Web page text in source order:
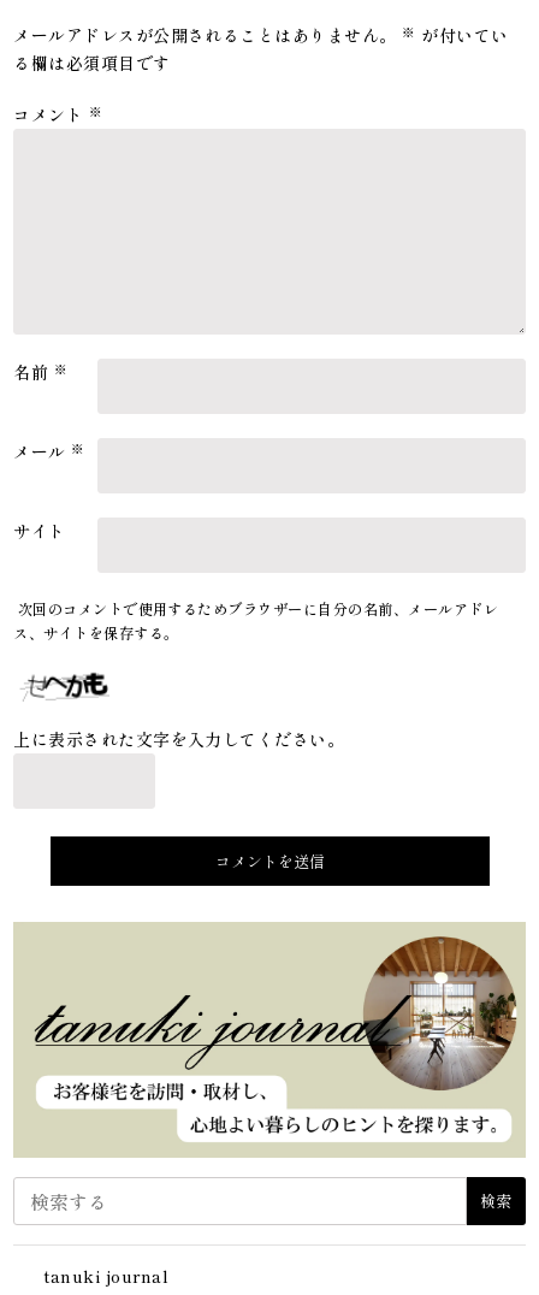
メールアドレスが公開されることはありません。 ※ が付いてい
る欄は必須項目です
コメント ※
名前 ※
メール ※
サイト
次回のコメントで使用するためブラウザーに自分の名前、メールアドレ
ス、サイトを保存する。
上に表示された文字を入力してください。
検索
tanuki journal